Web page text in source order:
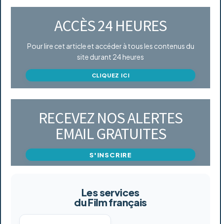
ACCÈS 24 HEURES
Pour lire cet article et accéder à tous les contenus du
site durant 24 heures
CLIQUEZ ICI
RECEVEZ NOS ALERTES
EMAIL GRATUITES
S'INSCRIRE
Les services
du Film français